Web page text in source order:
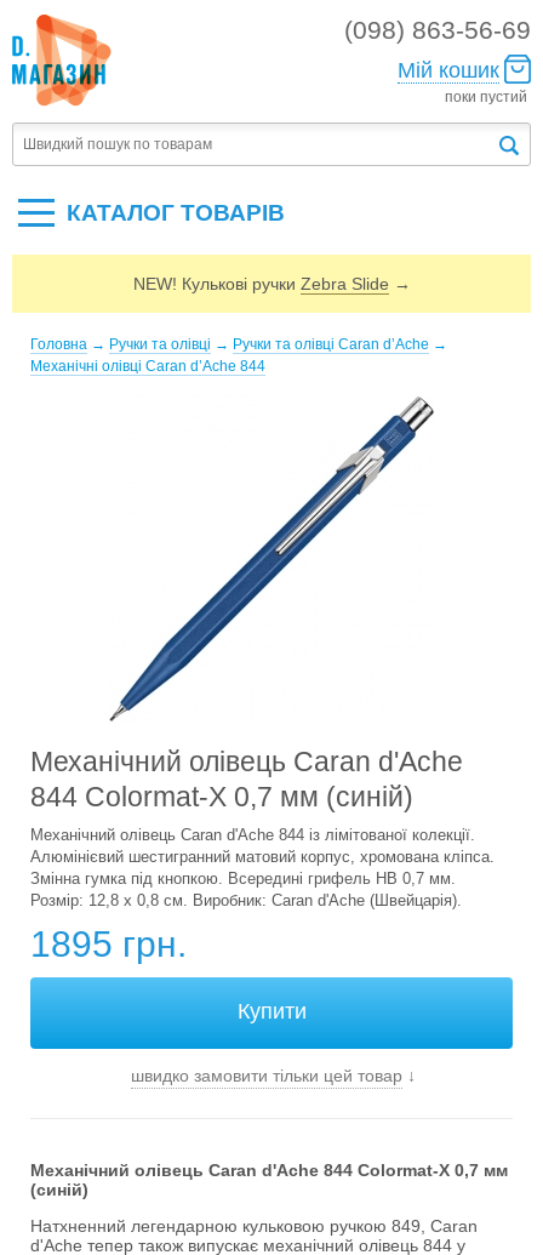
(098) 863-56-69
Мій кошик
поки пустий
КАТАЛОГ ТОВАРIВ
NEW! Кулькові ручки Zebra Slide →
Головна → Ручки та олівці → Ручки та олівці Caran d’Ache →
Механічні олівці Caran d’Ache 844
Механічний олівець Caran d'Ache
844 Colormat-X 0,7 мм (синій)
Механічний олівець Caran d'Ache 844 із лімітованої колекції.
Алюмінієвий шестигранний матовий корпус, хромована кліпса.
Змінна гумка під кнопкою. Всередині грифель HB 0,7 мм.
Розмір: 12,8 х 0,8 см. Виробник: Caran d'Ache (Швейцарія).
1895 грн.
швидко замовити тільки цей товар↓
Механічний олівець Caran d'Ache 844 Colormat-X 0,7 мм
(синій)
Натхненний легендарною кульковою ручкою 849, Caran
d'Ache тепер також випускає механічний олівець 844 у